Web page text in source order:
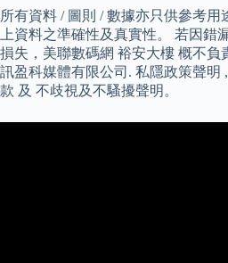
所有資料 / 圖則 / 數據亦只供參考用
上資料之準確性及真實性。 若因錯
損失，美聯數碼網 裕安大樓 概不負
訊盈科媒體有限公司. 私隱政策聲明
款 及 不歧視及不騷擾聲明。